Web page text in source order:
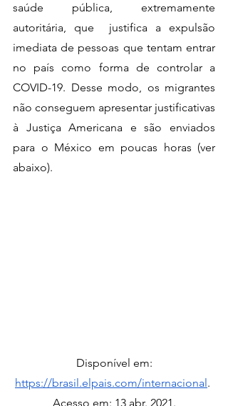
saúde pública, extremamente
autoritária, que  justifica a expulsão
imediata de pessoas que tentam entrar
no país como forma de controlar a
COVID-19. Desse modo, os migrantes
não conseguem apresentar justificativas
à Justiça Americana e são enviados
para o México em poucas horas (ver
abaixo).
Disponível em:
https://brasil.elpais.com/internacional.
Acesso em: 13 abr. 2021.